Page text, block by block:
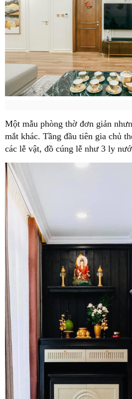
Một mẫu phòng thờ đơn giản
mắt khác. Tầng đầu tiên gia chủ
các lễ vật, đồ cúng lễ như 3 ly